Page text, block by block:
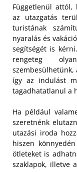
Függetlenül attól,
az utazgatás
turistának
nyaralás és
segítségét is
rengeteg
így az indulást
tagadhatatlanul a
Ha például
szeretnénk
utazási iroda
hiszen
ötleteket is
szaklapok, illetve